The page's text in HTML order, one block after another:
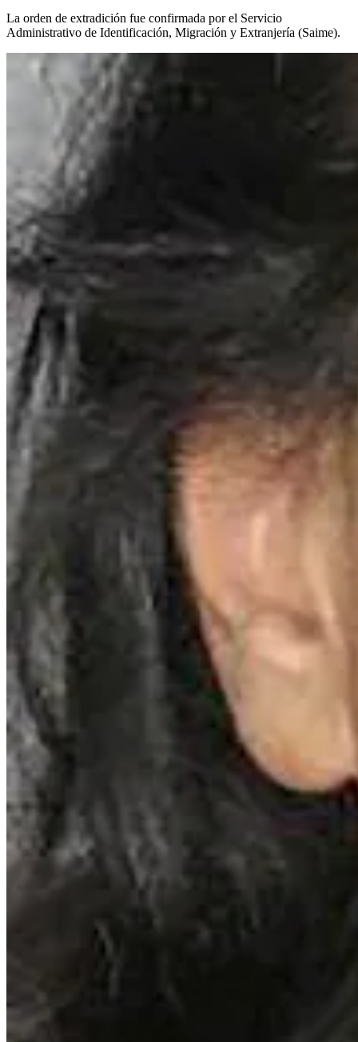
La orden de extradición fue confirmada por el Servicio
Administrativo de Identificación, Migración y Extranjería (Saime).